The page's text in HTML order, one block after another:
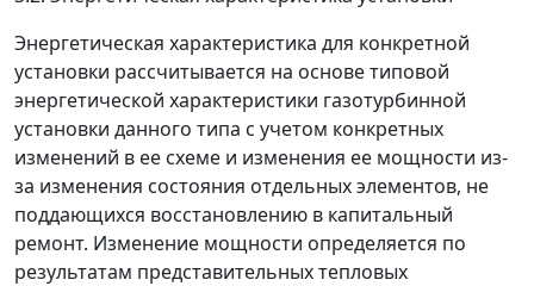
Энергетическая характеристика для конкретной
установки рассчитывается на основе типовой
энергетической характеристики газотурбинной
установки данного типа с учетом конкретных
изменений в ее схеме и изменения ее мощности из-
за изменения состояния отдельных элементов, не
поддающихся восстановлению в капитальный
ремонт. Изменение мощности определяется по
результатам представительных тепловых